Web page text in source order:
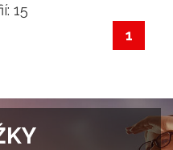
15
1